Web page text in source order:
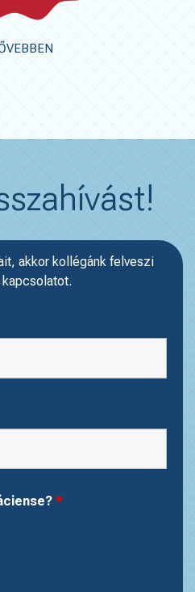
akkor kollégánk felveszi
kapcsolatot.
*